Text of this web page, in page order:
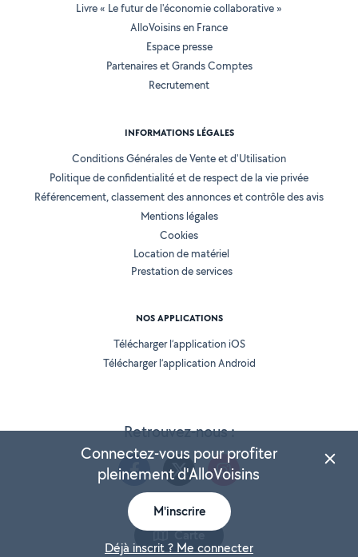
Carte
Retrouvez-nous :
Livre « Le futur de l'économie collaborative »
AlloVoisins en France
Espace presse
Partenaires et Grands Comptes
Recrutement
INFORMATIONS LÉGALES
Conditions Générales de Vente et d'Utilisation
Politique de confidentialité et de respect de la vie privée
Référencement, classement des annonces et contrôle des avis
Mentions légales
Cookies
Location de matériel
Prestation de services
NOS APPLICATIONS
Télécharger l’application iOS
Télécharger l’application Android
Connectez-vous pour profiter
pleinement d'AlloVoisins
M'inscrire
Déjà inscrit ? Me connecter